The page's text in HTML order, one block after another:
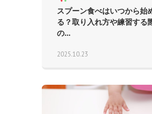
スプーン食べはいつから始
る？取り入れ方や練習する
の...
2025.10.23